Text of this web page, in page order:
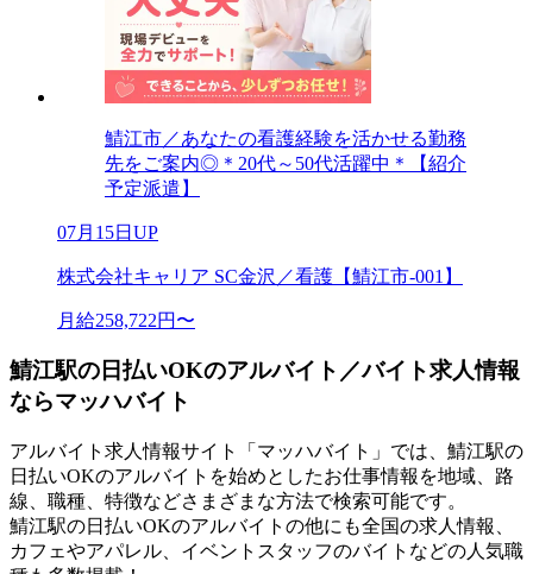
鯖江市／あなたの看護経験を活かせる勤務
先をご案内◎＊20代～50代活躍中＊【紹介
予定派遣】
07月15日UP
株式会社キャリア SC金沢／看護【鯖江市-001】
月給258,722円〜
鯖江駅の日払いOKのアルバイト／バイト求人情報
ならマッハバイト
アルバイト求人情報サイト「マッハバイト」では、鯖江駅の
日払いOKのアルバイトを始めとしたお仕事情報を地域、路
線、職種、特徴などさまざまな方法で検索可能です。
鯖江駅の日払いOKのアルバイトの他にも全国の求人情報、
カフェやアパレル、イベントスタッフのバイトなどの人気職